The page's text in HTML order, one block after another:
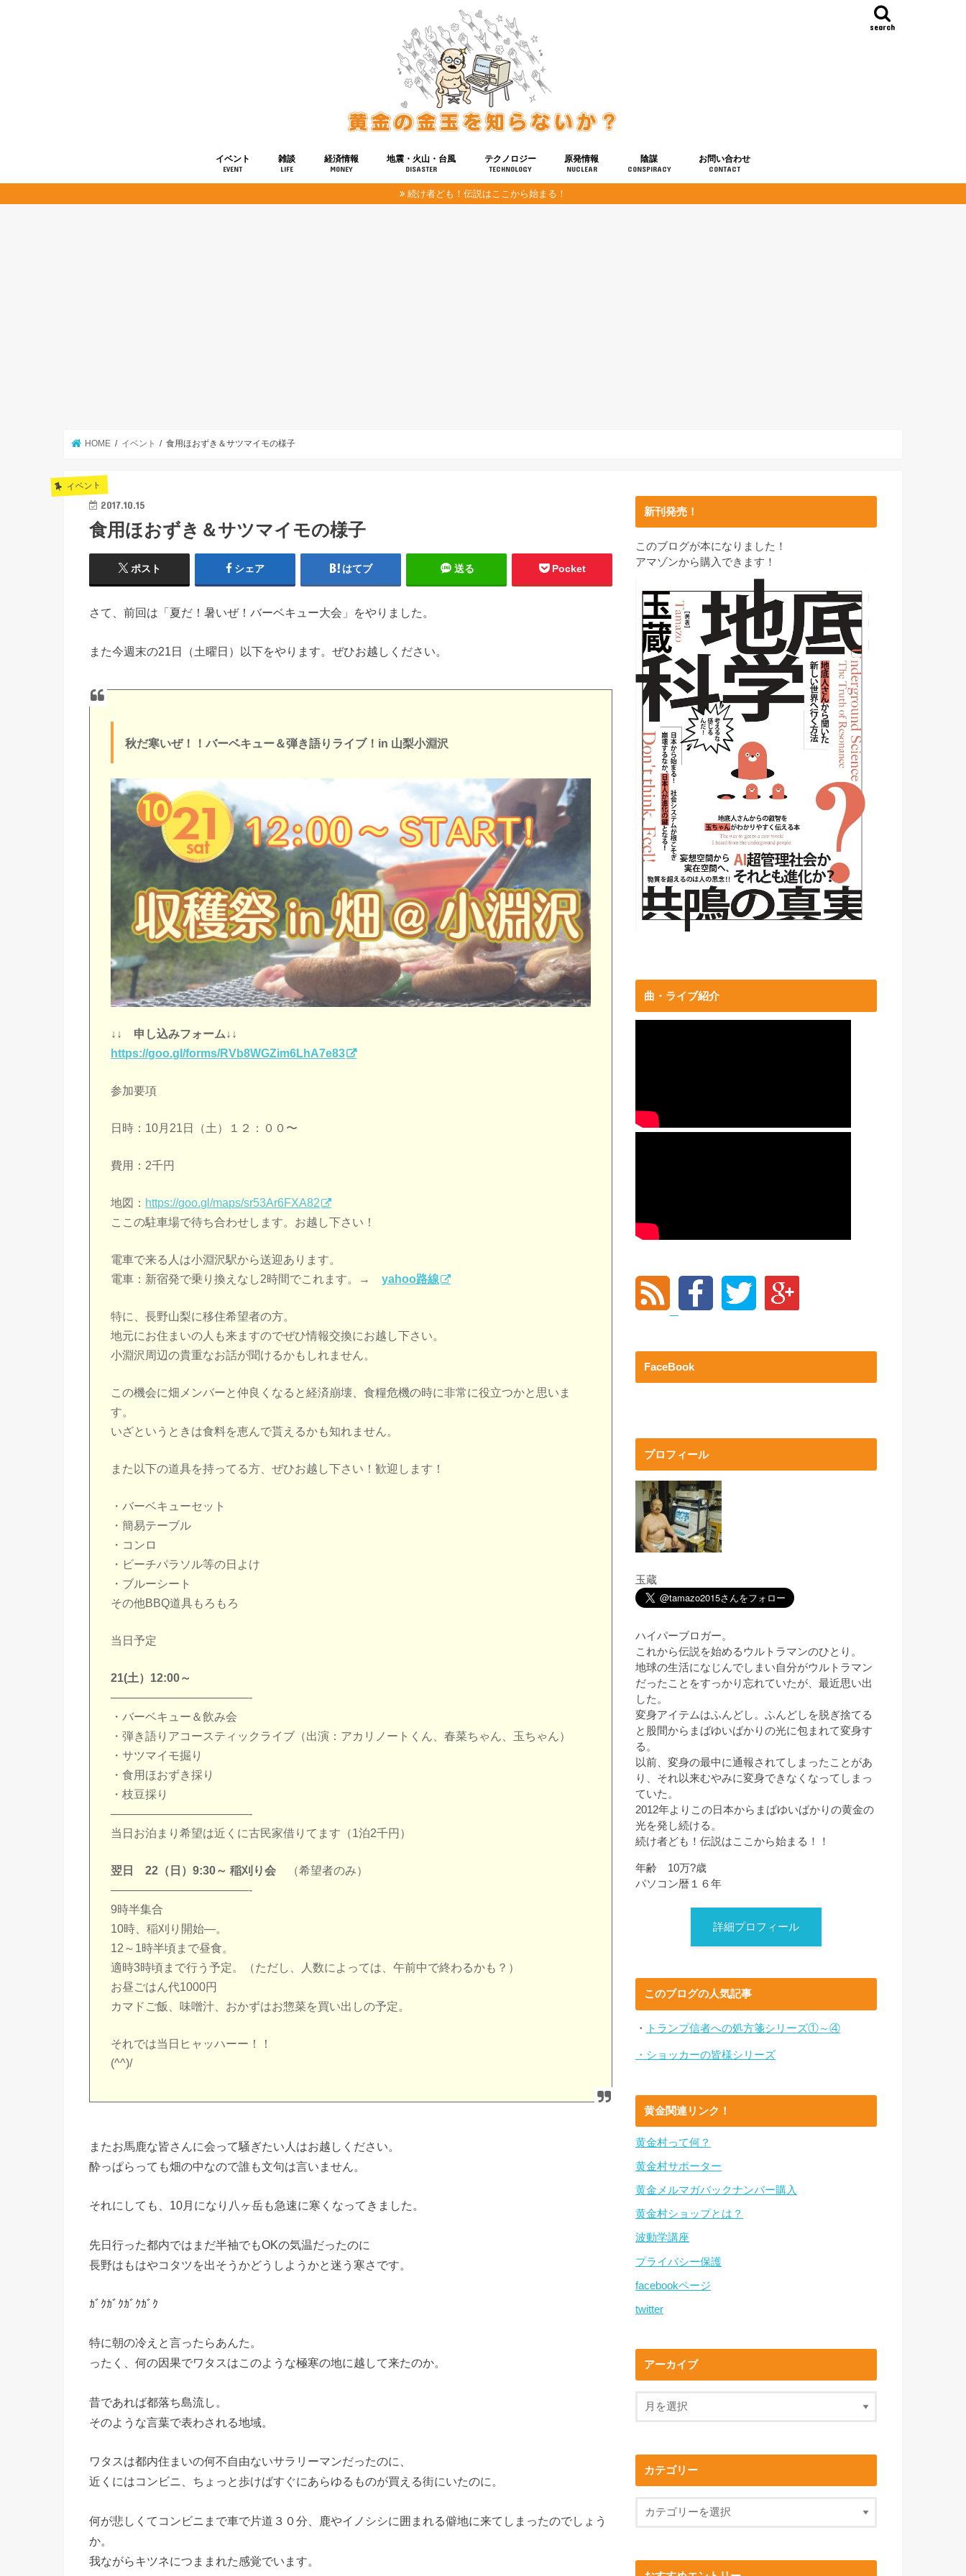
search
イベント
EVENT
雑談
LIFE
経済情報
MONEY
地震・火山・台風
DISASTER
テクノロジー
TECHNOLOGY
健康
宇宙
原発情報
NUCLEAR
陰謀
CONSPIRACY
お問い合わせ
CONTACT
続け者ども！伝説はここから始まる！
HOME イベント 食用ほおずき＆サツマイモの様子
イベント
2017.10.15
食用ほおずき＆サツマイモの様子
ポスト シェア はてブ 送る Pocket
さて、前回は「夏だ！暑いぜ！バーベキュー大会」をやりました。
また今週末の21日（土曜日）以下をやります。ぜひお越しください。
秋だ寒いぜ！！バーベキュー＆弾き語りライブ！in 山梨小淵沢
↓↓ 申し込みフォーム↓↓
https://goo.gl/forms/RVb8WGZim6LhA7e83
参加要項
日時：10月21日（土）１２：００〜
費用：2千円
地図： https://goo.gl/maps/sr53Ar6FXA82
ここの駐車場で待ち合わせします。お越し下さい！
電車で来る人は小淵沢駅から送迎あります。
電車：新宿発で乗り換えなし2時間でこれます。→yahoo路線
特に、長野山梨に移住希望者の方。
地元にお住まいの人も来ますのでぜひ情報交換にお越し下さい。
小淵沢周辺の貴重なお話が聞けるかもしれません。
この機会に畑メンバーと仲良くなると経済崩壊、食糧危機の時に非常に役立つかと思いま
す。
いざというときは食料を恵んで貰えるかも知れません。
また以下の道具を持ってる方、ぜひお越し下さい！歓迎します！
・バーベキューセット
・簡易テーブル
・コンロ
・ビーチパラソル等の日よけ
・ブルーシート
その他BBQ道具もろもろ
当日予定
21(土）12:00～
————————————-
・バーベキュー＆飲み会
・弾き語りアコースティックライブ（出演：アカリノートくん、春菜ちゃん、玉ちゃん）
・サツマイモ掘り
・食用ほおずき採り
・枝豆採り
————————————-
当日お泊まり希望は近くに古民家借りてます（1泊2千円）
翌日 22（日）9:30～ 稲刈り会 （希望者のみ）
————————————-
9時半集合
10時、稲刈り開始―。
12～1時半頃まで昼食。
適時3時頃まで行う予定。（ただし、人数によっては、午前中で終わるかも？）
お昼ごはん代1000円
カマドご飯、味噌汁、おかずはお惣菜を買い出しの予定。
それでは当日ヒャッハーー！！
(^^)/
またお馬鹿な皆さんに会って騒ぎたい人はお越しください。
酔っぱらっても畑の中なので誰も文句は言いません。
それにしても、10月になり八ヶ岳も急速に寒くなってきました。
先日行った都内ではまだ半袖でもOKの気温だったのに
長野はもはやコタツを出そうかどうしようかと迷う寒さです。
ｶﾞｸｶﾞｸｶﾞｸｶﾞｸ
特に朝の冷えと言ったらあんた。
ったく、何の因果でワタスはこのような極寒の地に越して来たのか。
昔であれば都落ち島流し。
そのような言葉で表わされる地域。
ワタスは都内住まいの何不自由ないサラリーマンだったのに、
近くにはコンビニ、ちょっと歩けばすぐにあらゆるものが買える街にいたのに。
何が悲しくてコンビニまで車で片道３０分、鹿やイノシシに囲まれる僻地に来てしまったのでしょう
か。
我ながらキツネにつままれた感覚でいます。
新刊発売！
このブログが本になりました！
アマゾンから購入できます！
曲・ライブ紹介
FaceBook
プロフィール
玉蔵
ハイパーブロガー。
これから伝説を始めるウルトラマンのひとり。
地球の生活になじんでしまい自分がウルトラマン
だったことをすっかり忘れていたが、最近思い出
した。
変身アイテムはふんどし。ふんどしを脱ぎ捨てる
と股間からまばゆいばかりの光に包まれて変身す
る。
以前、変身の最中に通報されてしまったことがあ
り、それ以来むやみに変身できなくなってしまっ
ていた。
2012年よりこの日本からまばゆいばかりの黄金の
光を発し続ける。
続け者ども！伝説はここから始まる！！
年齢 10万?歳
パソコン暦１６年
詳細プロフィール
このブログの人気記事
・ トランプ信者への処方箋シリーズ①～④
・ショッカーの皆様シリーズ
黄金関連リンク！
黄金村って何？
黄金村サポーター
黄金メルマガバックナンバー購入
黄金村ショップとは？
波動学講座
プライバシー保護
facebookページ
twitter
アーカイブ
カテゴリー